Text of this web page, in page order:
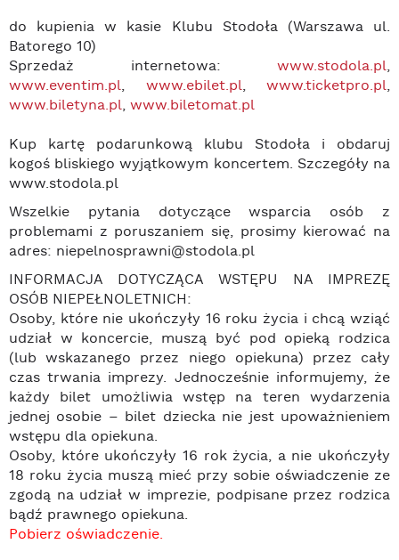
do kupienia w kasie Klubu Stodoła (Warszawa ul.
Batorego 10)
Sprzedaż internetowa: www.stodola.pl,
www.eventim.pl, www.ebilet.pl, www.ticketpro.pl,
www.biletyna.pl, www.biletomat.pl
Kup kartę podarunkową klubu Stodoła i obdaruj
kogoś bliskiego wyjątkowym koncertem. Szczegóły na
www.stodola.pl
Wszelkie pytania dotyczące wsparcia osób z
problemami z poruszaniem się, prosimy kierować na
adres: niepelnosprawni@stodola.pl
INFORMACJA DOTYCZĄCA WSTĘPU NA IMPREZĘ
OSÓB NIEPEŁNOLETNICH:
Osoby, które nie ukończyły 16 roku życia i chcą wziąć
udział w koncercie, muszą być pod opieką rodzica
(lub wskazanego przez niego opiekuna) przez cały
czas trwania imprezy. Jednocześnie informujemy, że
każdy bilet umożliwia wstęp na teren wydarzenia
jednej osobie – bilet dziecka nie jest upoważnieniem
wstępu dla opiekuna.
Osoby, które ukończyły 16 rok życia, a nie ukończyły
18 roku życia muszą mieć przy sobie oświadczenie ze
zgodą na udział w imprezie, podpisane przez rodzica
bądź prawnego opiekuna.
Pobierz oświadczenie.